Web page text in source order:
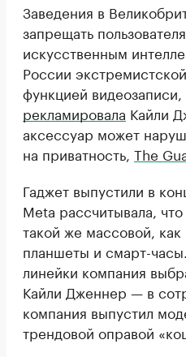
Заведения в
запрещать
искусственным
России
функцией
рекламировала Кайли
аксессуар может
на приватность, The
Гаджет выпустили в
Meta рассчитывала,
такой же массовой,
планшеты и смарт-
линейки компания
Кайли Дженнер — в
компания выпустил
трендовой оправой